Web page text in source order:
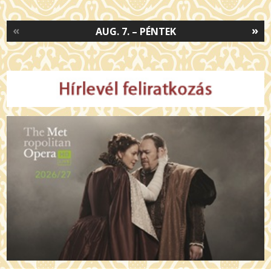
»
AUG. 7. – PÉNTEK
«